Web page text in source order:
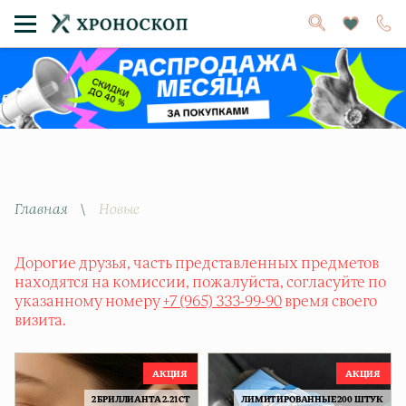
Главная \ Новые
Дорогие друзья, часть представленных предметов
находятся на комиссии, пожалуйста, согласуйте по
указанному номеру+7 (965) 333-99-90 время своего
визита.
2 БРИЛЛИАНТА 2.21 CT ЛИМИТИРОВАННЫЕ 200 ШТУК